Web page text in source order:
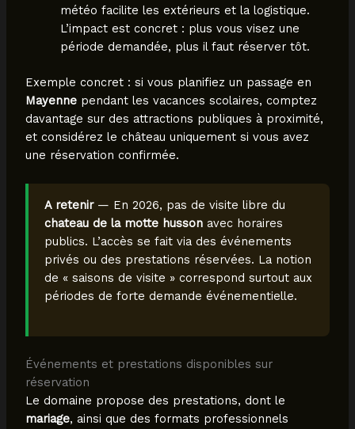
météo facilite les extérieurs et la logistique.
L’impact est concret : plus vous visez une
période demandée, plus il faut réserver tôt.
Exemple concret : si vous planifiez un passage en
Mayennependant les vacances scolaires, comptez
davantage sur des attractions publiques à proximité,
et considérez le château uniquement si vous avez
une réservation confirmée.
A retenir— En 2026, pas de visite libre du
chateau de la motte hussonavec horaires
publics. L’accès se fait via des événements
privés ou des prestations réservées. La notion
de « saisons de visite » correspond surtout aux
périodes de forte demande événementielle.
Événements et prestations disponibles sur
réservation
Le domaine propose des prestations, dont le
mariage, ainsi que des formats professionnels